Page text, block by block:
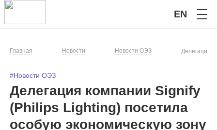
EN
Главная Новости Новости ОЭЗ Делегация
#Новости ОЭЗ
Делегация компании Signify
(Philips Lighting) посетила
особую экономическую зону